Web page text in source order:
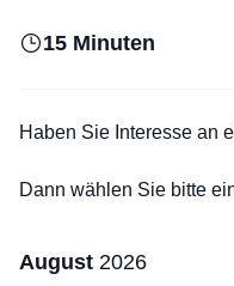
15 Minuten
Haben Sie Interesse an
Dann wählen Sie bitte
August 2026